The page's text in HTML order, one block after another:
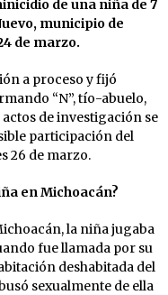
de una niña de 7
municipio de
de marzo.
a proceso y fijó
“N”, tío-abuelo,
de investigación se
participación del
26 de marzo.
en Michoacán?
la niña jugaba
fue llamada por su
deshabitada del
sexualmente de ella